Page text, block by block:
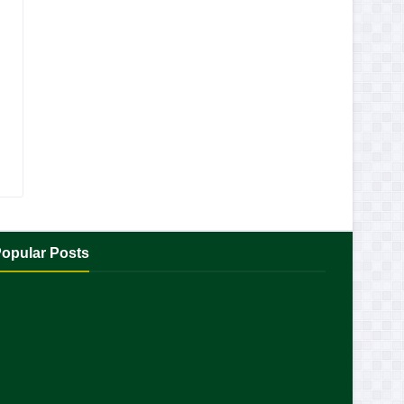
Posts